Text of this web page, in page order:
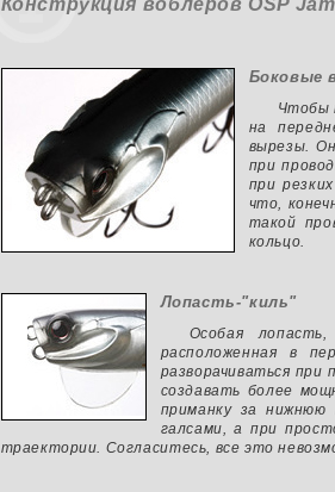
Конструкция воблеров OSP
Боковые
Чтобы
на
вырезы.
при
при
что,
такой
кольцо.
Лопасть-"киль"
Особая
расположенная в
разворачиваться при
создавать более
приманку за
галсами, а при
траектории. Согласитесь, все это